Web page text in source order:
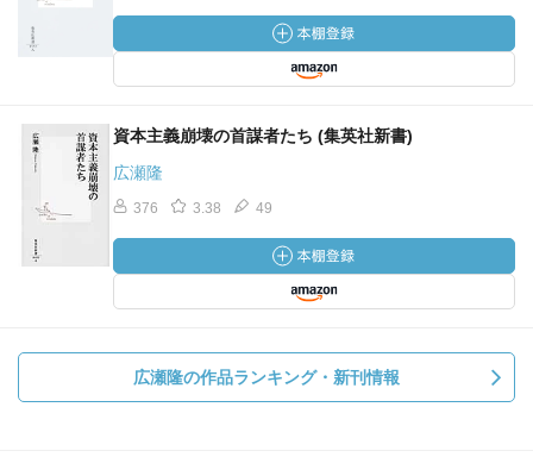
資本主義崩壊の首謀者たち (集英社新書)
広瀬隆
376 3.38 49
広瀬隆の作品ランキング・新刊情報